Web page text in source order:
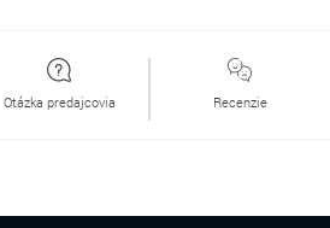
Otázka predajcovia Recenzie